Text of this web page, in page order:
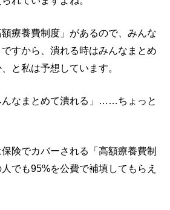
療養費制度」があるので、みんな
すから、潰れる時はみんなまとめ
と私は予想しています。
んなまとめて潰れる」……ちょっと
険でカバーされる「高額療養費制
でも95%を公費で補填してもらえ